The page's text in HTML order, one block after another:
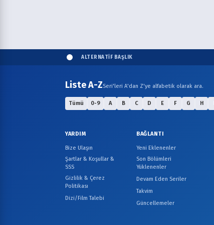
ALTERNATİF BAŞLIK
Liste A-ZSeri'leri A'dan Z'ye alfabetik olarak ara.
Tümü 0-9 A B C D E F G H
YARDIM
Bize Ulaşın
Şartlar & Koşullar &
SSS
Gizlilik & Çerez
Politikası
Dizi/Film Talebi
BAĞLANTI
Yeni Eklenenler
Son Bölümleri
Yüklenenler
Devam Eden Seriler
Takvim
Güncellemeler